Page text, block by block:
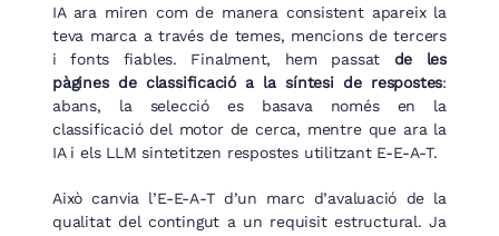
IA ara miren com de manera consistent apareix la
teva marca a través de temes, mencions de tercers
i fonts fiables. Finalment, hem passat de les
pàgines de classificació a la síntesi de respostes:
abans, la selecció es basava només en la
classificació del motor de cerca, mentre que ara la
IA i els LLM sintetitzen respostes utilitzant E-E-A-T.
Això canvia l’E-E-A-T d’un marc d’avaluació de la
qualitat del contingut a un requisit estructural. Ja